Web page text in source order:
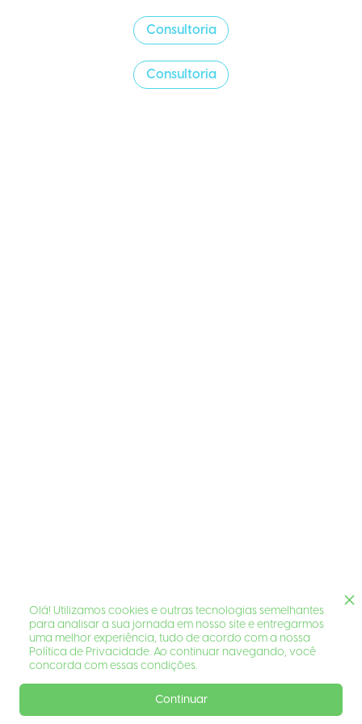
Consultoria
Consultoria
Olá! Utilizamos cookies e outras tecnologias semelhantes
para analisar a sua jornada em nosso site e entregarmos
uma melhor experiência, tudo de acordo com a nossa
Política de Privacidade. Ao continuar navegando, você
concorda com essas condições.
Continuar